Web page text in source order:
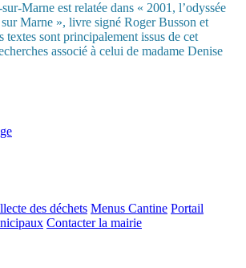
Marne est relatée dans « 2001, l’odyssée
Marne », livre signé Roger Busson et
textes sont principalement issus de cet
associé à celui de madame Denise
des déchets Menus Cantine Portail
Contacter la mairie